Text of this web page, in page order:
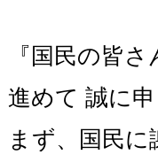
『国民の皆
進めて 誠に
まず、国民